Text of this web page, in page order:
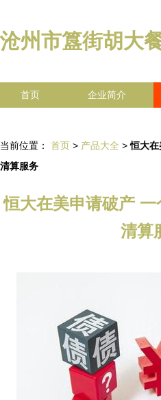
沧州市簋街胡大
首页 企业简介
当前位置： 首页 > 产品大全 > 恒大
清算服务
恒大在美申请破产
清算